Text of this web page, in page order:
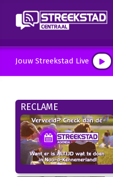
Jouw Streekstad Live
RECLAME